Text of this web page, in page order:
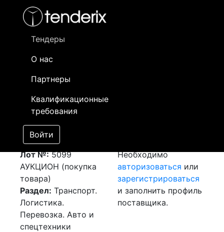
Тендеры
О нас
Партнеры
Квалификационные
требования
Войти
- активный лот
- сохраненный лот (не опубликован)
Закупка: Перевозка
г.Алматы (РК) -
г.Павлодар (РК)
[Завершен]
Победитель выбран
Лот №:5099
АУКЦИОН (покупка
товара)
Раздел: Транспорт.
Логистика.
Перевозка. Авто и
спецтехники
Необходимо
авторизоваться или
зарегистрироваться
и заполнить профиль
поставщика.